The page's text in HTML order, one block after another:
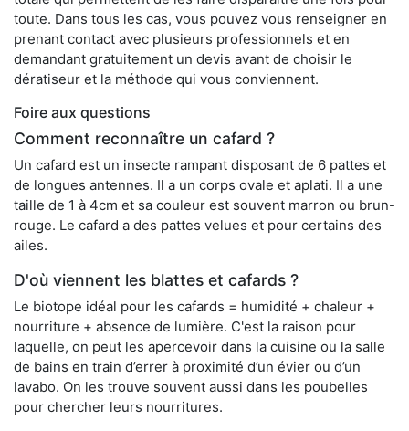
toute. Dans tous les cas, vous pouvez vous renseigner en
prenant contact avec plusieurs professionnels et en
demandant gratuitement un devis avant de choisir le
dératiseur et la méthode qui vous conviennent.
Foire aux questions
Comment reconnaître un cafard ?
Un cafard est un insecte rampant disposant de 6 pattes et
de longues antennes. Il a un corps ovale et aplati. Il a une
taille de 1 à 4cm et sa couleur est souvent marron ou brun-
rouge. Le cafard a des pattes velues et pour certains des
ailes.
D'où viennent les blattes et cafards ?
Le biotope idéal pour les cafards = humidité + chaleur +
nourriture + absence de lumière. C'est la raison pour
laquelle, on peut les apercevoir dans la cuisine ou la salle
de bains en train d’errer à proximité d’un évier ou d’un
lavabo. On les trouve souvent aussi dans les poubelles
pour chercher leurs nourritures.